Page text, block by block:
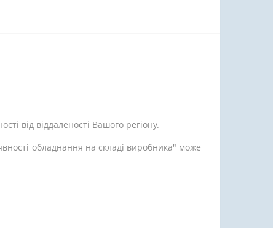
від віддаленості Вашого регіону.
обладнання на складі виробника" може